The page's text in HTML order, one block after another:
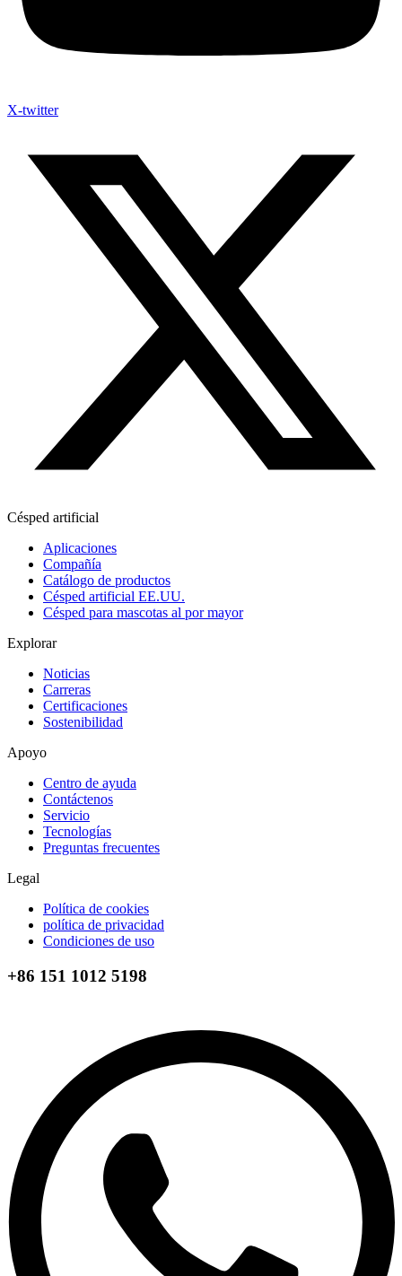
X-twitter
Césped artificial
Aplicaciones
Compañía
Catálogo de productos
Césped artificial EE.UU.
Césped para mascotas al por mayor
Explorar
Noticias
Carreras
Certificaciones
Sostenibilidad
Apoyo
Centro de ayuda
Contáctenos
Servicio
Tecnologías
Preguntas frecuentes
Legal
Política de cookies
política de privacidad
Condiciones de uso
+86 151 1012 5198